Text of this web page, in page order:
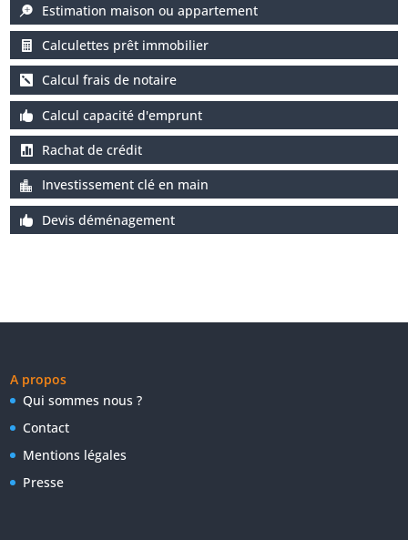
Estimation maison ou appartement
Calculettes prêt immobilier
Calcul frais de notaire
Calcul capacité d'emprunt
Rachat de crédit
Investissement clé en main
Devis déménagement
A propos
Qui sommes nous ?
Contact
Mentions légales
Presse